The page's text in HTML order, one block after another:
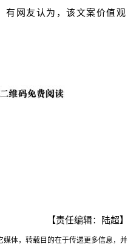
有网友认为，该文案价值观
【责任编辑：陆超】
媒体，转载目的在于传递更多信息，并